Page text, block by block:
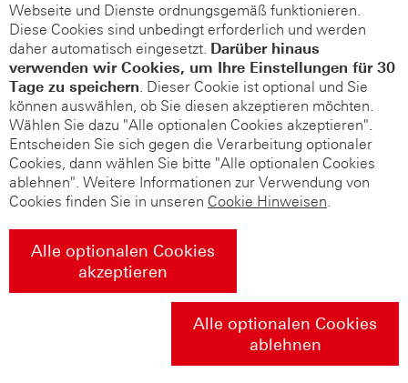
Webseite und Dienste ordnungsgemäß funktionieren.
Diese Cookies sind unbedingt erforderlich und werden
daher automatisch eingesetzt. Darüber hinaus
verwenden wir Cookies, um Ihre Einstellungen für 30
Tage zu speichern. Dieser Cookie ist optional und Sie
können auswählen, ob Sie diesen akzeptieren möchten.
Wählen Sie dazu "Alle optionalen Cookies akzeptieren".
Entscheiden Sie sich gegen die Verarbeitung optionaler
Cookies, dann wählen Sie bitte "Alle optionalen Cookies
ablehnen". Weitere Informationen zur Verwendung von
Cookies finden Sie in unseren Cookie Hinweisen.
Alle optionalen Cookies
akzeptieren
Alle optionalen Cookies
ablehnen